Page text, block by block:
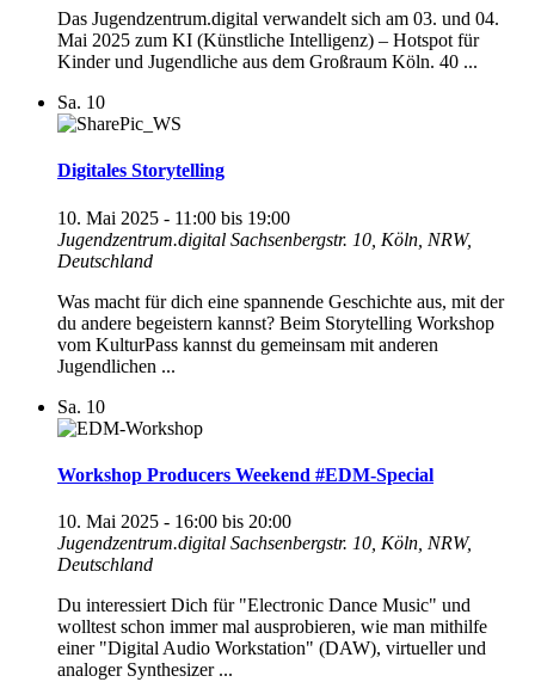
Das Jugendzentrum.digital verwandelt sich am 03. und 04.
Mai 2025 zum KI (Künstliche Intelligenz) – Hotspot für
Kinder und Jugendliche aus dem Großraum Köln. 40 ...
Sa. 10
Digitales Storytelling
10. Mai 2025 - 11:00 bis 19:00
Jugendzentrum.digital Sachsenbergstr. 10, Köln, NRW,
Deutschland
Was macht für dich eine spannende Geschichte aus, mit der
du andere begeistern kannst? Beim Storytelling Workshop
vom KulturPass kannst du gemeinsam mit anderen
Jugendlichen ...
Sa. 10
Workshop Producers Weekend #EDM-Special
10. Mai 2025 - 16:00 bis 20:00
Jugendzentrum.digital Sachsenbergstr. 10, Köln, NRW,
Deutschland
Du interessiert Dich für "Electronic Dance Music" und
wolltest schon immer mal ausprobieren, wie man mithilfe
einer "Digital Audio Workstation" (DAW), virtueller und
analoger Synthesizer ...